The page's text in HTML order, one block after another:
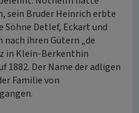
sein Bruder Heinrich erbte
Detlef, Eckart und
nach ihren Gütern „de
in Klein-Berkenthin
1882. Der Name der adligen
Familie von